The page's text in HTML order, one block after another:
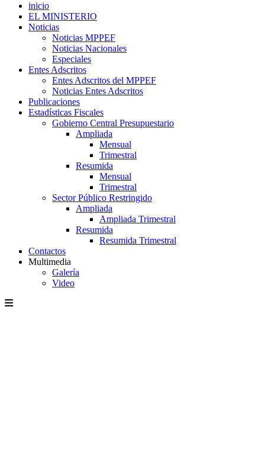
inicio
EL MINISTERIO
Noticias
Noticias MPPEF
Noticias Nacionales
Especiales
Entes Adscritos
Entes Adscritos del MPPEF
Noticias Entes Adscritos
Publicaciones
Estadísticas Fiscales
Gobierno Central Presupuestario
Ampliada
Mensual
Trimestral
Resumida
Mensual
Trimestral
Sector Público Restringido
Ampliada
Ampliada Trimestral
Resumida
Resumida Trimestral
Contactos
Multimedia
Galería
Video